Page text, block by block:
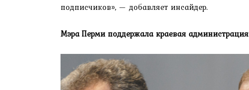
подписчиков», — добавляет инсайдер.
Мэра Перми поддержала краевая администрация